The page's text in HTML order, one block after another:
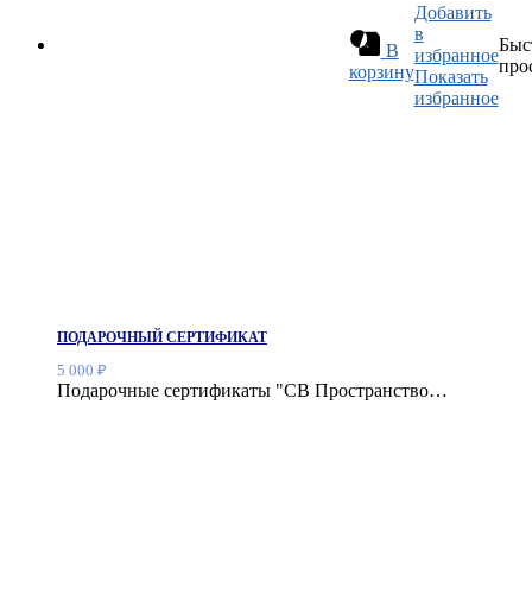
В
корзину
Добавить
в
избранное
Показать
избранное
ПОДАРОЧНЫЙ СЕРТИФИКАТ
5 000 ₽
Подарочные сертификаты "СВ Пространство…